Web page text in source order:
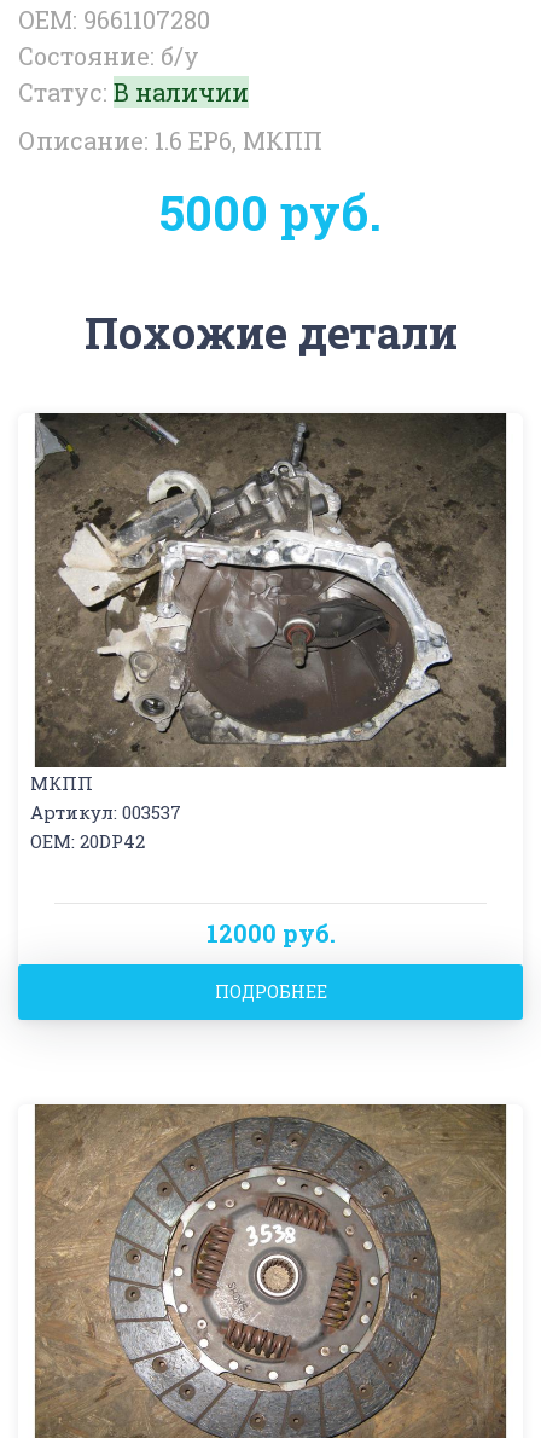
OEM: 9661107280
Состояние: б/у
Статус: В наличии
Описание: 1.6 EP6, МКПП
5000 руб.
Похожие детали
МКПП
Артикул: 003537
OEM: 20DP42
12000 руб.
ПОДРОБНЕЕ